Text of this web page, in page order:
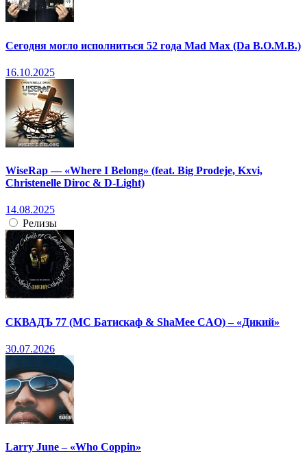
Сегодня могло исполниться 52 года Mad Max (Da B.O.M.B.)
16.10.2025
WiseRap — «Where I Belong» (feat. Big Prodeje, Kxvi,
Christenelle Diroc & D-Light)
14.08.2025
Релизы
СКВАДЪ 77 (МС Батискаф & ShaMee CAO) – «Дикий»
30.07.2026
Larry June – «Who Coppin»